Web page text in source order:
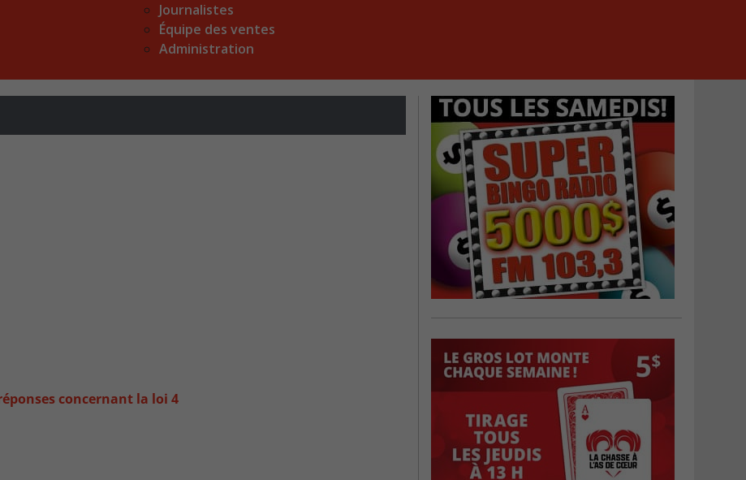
Journalistes
Équipe des ventes
Administration
concernant la loi 4